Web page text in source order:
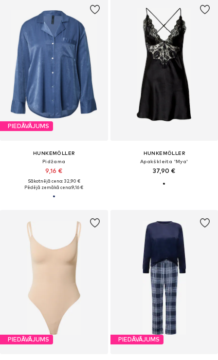
PIEDĀVĀJUMS
HUNKEMÖLLER
Pidžama
9,16 €
Sākotnējā cena: 32,90 €
Pēdējā zemākā cena:9,16 €
HUNKEMÖLLER
Apakškleita 'Mya'
37,90 €
PIEDĀVĀJUMS PIEDĀVĀJUMS